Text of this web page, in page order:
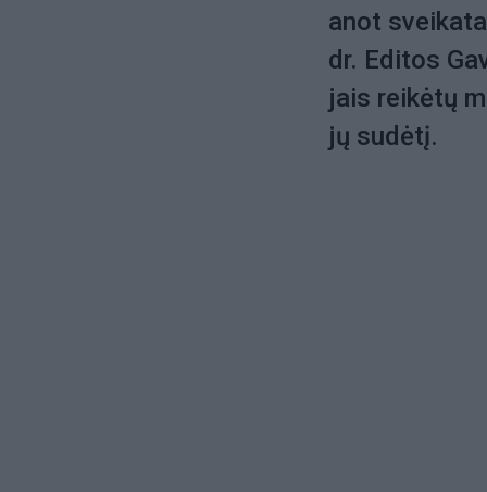
anot
dr. Editos
jais reikėtų
jų sudėtį.